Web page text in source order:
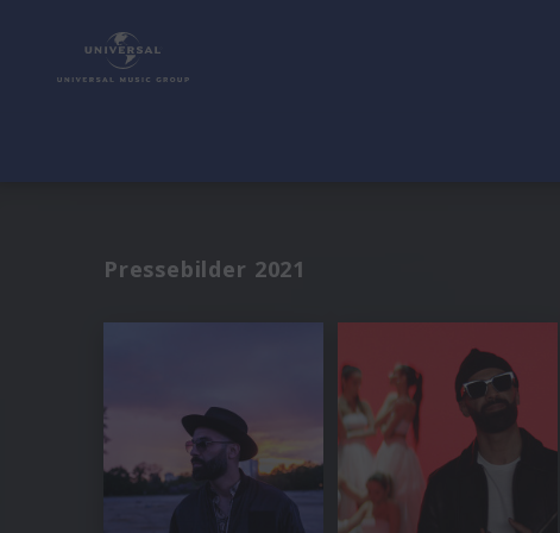
Pressebilder 2021